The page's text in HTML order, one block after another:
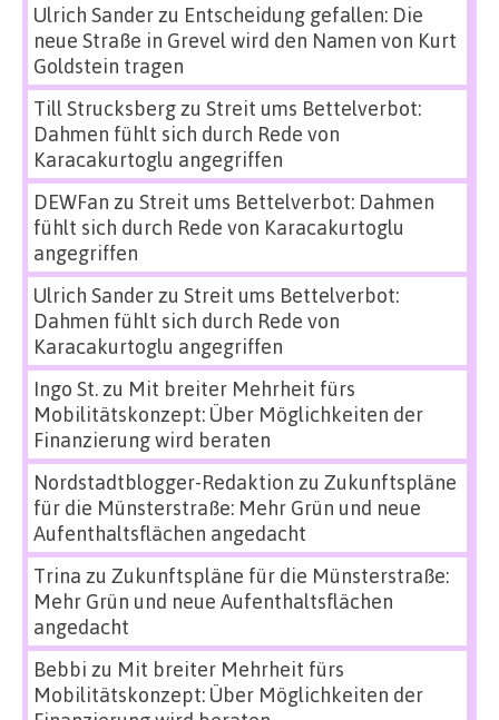
Ulrich Sanderzu Entscheidung gefallen: Die
neue Straße in Grevel wird den Namen von Kurt
Goldstein tragen
Till Strucksbergzu Streit ums Bettelverbot:
Dahmen fühlt sich durch Rede von
Karacakurtoglu angegriffen
DEWFan zu Streit ums Bettelverbot: Dahmen
fühlt sich durch Rede von Karacakurtoglu
angegriffen
Ulrich Sanderzu Streit ums Bettelverbot:
Dahmen fühlt sich durch Rede von
Karacakurtoglu angegriffen
Ingo St.zu Mit breiter Mehrheit fürs
Mobilitätskonzept: Über Möglichkeiten der
Finanzierung wird beraten
Nordstadtblogger-Redaktion zu Zukunftspläne
für die Münsterstraße: Mehr Grün und neue
Aufenthaltsflächen angedacht
Trina zu Zukunftspläne für die Münsterstraße:
Mehr Grün und neue Aufenthaltsflächen
angedacht
Bebbi zu Mit breiter Mehrheit fürs
Mobilitätskonzept: Über Möglichkeiten der